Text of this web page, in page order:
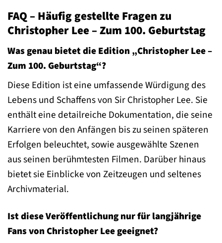
FAQ – Häufig gestellte Fragen zu
Christopher Lee – Zum 100. Geburtstag
Was genau bietet die Edition „Christopher Lee –
Zum 100. Geburtstag“?
Diese Edition ist eine umfassende Würdigung des
Lebens und Schaffens von Sir Christopher Lee. Sie
enthält eine detailreiche Dokumentation, die seine
Karriere von den Anfängen bis zu seinen späteren
Erfolgen beleuchtet, sowie ausgewählte Szenen
aus seinen berühmtesten Filmen. Darüber hinaus
bietet sie Einblicke von Zeitzeugen und seltenes
Archivmaterial.
Ist diese Veröffentlichung nur für langjährige
Fans von Christopher Lee geeignet?